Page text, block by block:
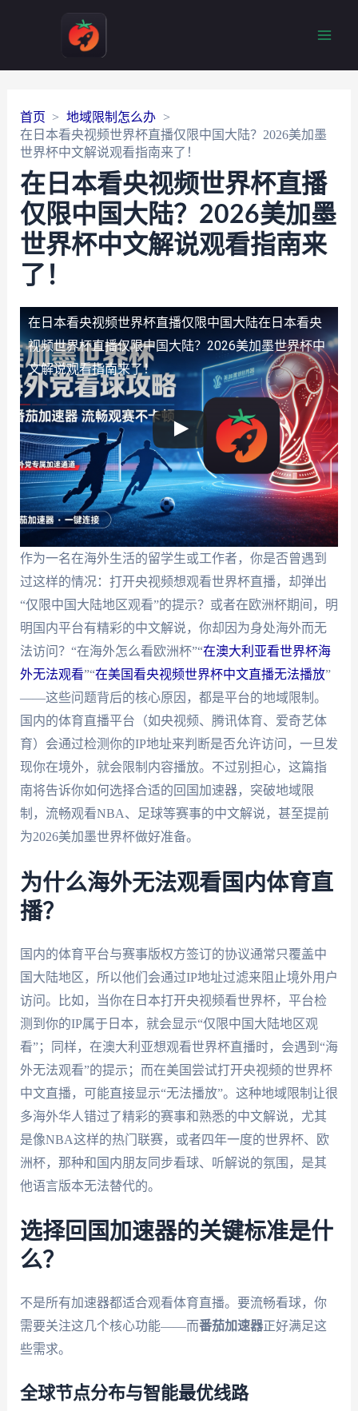
首页
地域限制怎么办
在日本看央视频世界杯直播仅限中国大陆？2026美加墨
世界杯中文解说观看指南来了！
在日本看央视频世界杯直播
仅限中国大陆？2026美加墨
世界杯中文解说观看指南来
了！
在日本看央视频世界杯直播仅限中国大陆在日本看央
视频世界杯直播仅限中国大陆？2026美加墨世界杯中
文解说观看指南来了！
作为一名在海外生活的留学生或工作者，你是否曾遇到
过这样的情况：打开央视频想观看世界杯直播，却弹出
“仅限中国大陆地区观看”的提示？或者在欧洲杯期间，明
明国内平台有精彩的中文解说，你却因为身处海外而无
法访问？“在海外怎么看欧洲杯”“在澳大利亚看世界杯海
外无法观看”“在美国看央视频世界杯中文直播无法播放”
——这些问题背后的核心原因，都是平台的地域限制。
国内的体育直播平台（如央视频、腾讯体育、爱奇艺体
育）会通过检测你的IP地址来判断是否允许访问，一旦发
现你在境外，就会限制内容播放。不过别担心，这篇指
南将告诉你如何选择合适的回国加速器，突破地域限
制，流畅观看NBA、足球等赛事的中文解说，甚至提前
为2026美加墨世界杯做好准备。
为什么海外无法观看国内体育直
播？
国内的体育平台与赛事版权方签订的协议通常只覆盖中
国大陆地区，所以他们会通过IP地址过滤来阻止境外用户
访问。比如，当你在日本打开央视频看世界杯，平台检
测到你的IP属于日本，就会显示“仅限中国大陆地区观
看”；同样，在澳大利亚想观看世界杯直播时，会遇到“海
外无法观看”的提示；而在美国尝试打开央视频的世界杯
中文直播，可能直接显示“无法播放”。这种地域限制让很
多海外华人错过了精彩的赛事和熟悉的中文解说，尤其
是像NBA这样的热门联赛，或者四年一度的世界杯、欧
洲杯，那种和国内朋友同步看球、听解说的氛围，是其
他语言版本无法替代的。
选择回国加速器的关键标准是什
么？
不是所有加速器都适合观看体育直播。要流畅看球，你
需要关注这几个核心功能——而番茄加速器正好满足这
些需求。
全球节点分布与智能最优线路